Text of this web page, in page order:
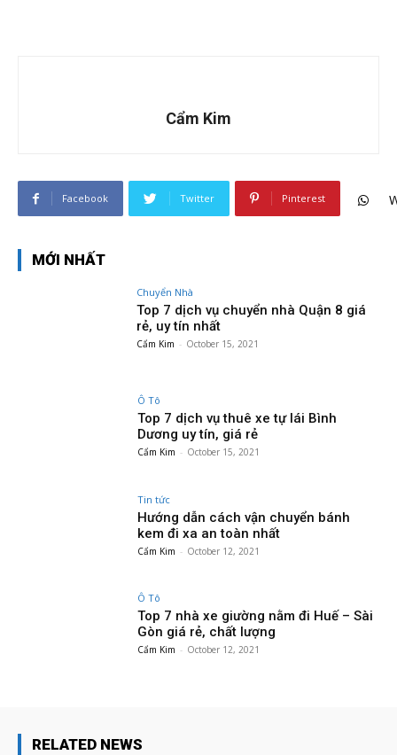
Cẩm Kim
Facebook Twitter Pinterest
MỚI NHẤT
Chuyển Nhà
Top 7 dịch vụ chuyển nhà Quận 8 giá
rẻ, uy tín nhất
Cẩm Kim - October 15, 2021
Ô Tô
Top 7 dịch vụ thuê xe tự lái Bình
Dương uy tín, giá rẻ
Cẩm Kim - October 15, 2021
Tin tức
Hướng dẫn cách vận chuyển bánh
kem đi xa an toàn nhất
Cẩm Kim - October 12, 2021
Ô Tô
Top 7 nhà xe giường nằm đi Huế – Sài
Gòn giá rẻ, chất lượng
Cẩm Kim - October 12, 2021
RELATED NEWS